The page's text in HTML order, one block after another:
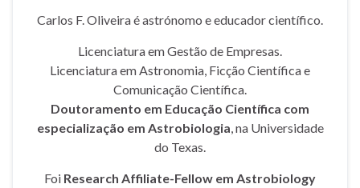
Carlos F. Oliveira é astrónomo e educador científico.
Licenciatura em Gestão de Empresas.
Licenciatura em Astronomia, Ficção Científica e
Comunicação Científica.
Doutoramento em Educação Científica com
especialização em Astrobiologia, na Universidade
do Texas.
Foi Research Affiliate-Fellow em Astrobiology